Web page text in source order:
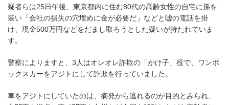
疑者らは25日午後、東京都内に住む80代の高齢女性の自宅に孫を
装い「会社の損失の穴埋めに金が必要だ」などと嘘の電話を掛
け、現金500万円などをだまし取ろうとした疑いが持たれていま
す。
警察によりますと、3人はオレオレ詐欺の「かけ子」役で、ワンボ
ックスカーをアジトにして詐欺を行っていました。
車をアジトにしていたのは、摘発から逃れるのが目的とみられ、